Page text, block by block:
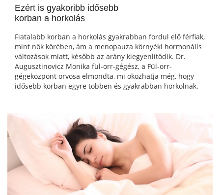
Ezért is gyakoribb idősebb
korban a horkolás
Fiatalabb korban a horkolás gyakrabban fordul elő férfiak,
mint nők körében, ám a menopauza környéki hormonális
változások miatt, később az arány kiegyenlítődik. Dr.
Augusztinovicz Monika fül-orr-gégész, a Fül-orr-
gégeközpont orvosa elmondta, mi okozhatja még, hogy
idősebb korban egyre többen és gyakrabban horkolnak.